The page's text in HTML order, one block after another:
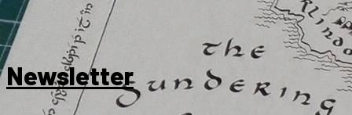
Newsletter